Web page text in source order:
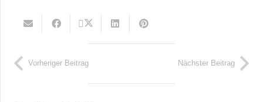
Vorheriger Beitrag Nächster Beitrag